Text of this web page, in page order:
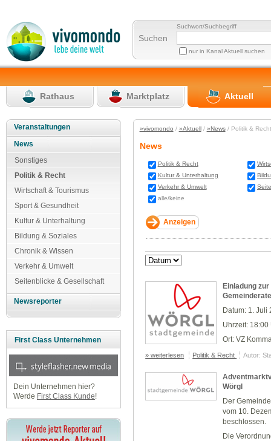
Suchen
Suchwort/Suchbegriff
nur in Kanal Aktuell suchen
Rathaus Marktplatz Aktuell
Veranstaltungen
News
Sonstiges
Politik & Recht
Wirtschaft & Tourismus
Sport & Gesundheit
Kultur & Unterhaltung
Bildung & Soziales
Chronik & Wissen
Verkehr & Umwelt
Seitenblicke & Gesellschaft
Newsreporter
First Class Unternehmen
Dein Unternehmen hier?
Werde First Class Kunde!
»vivomondo / »Aktuell/ »News/ Politik &
News
Politik & Recht
Kultur & Unterhaltung
Verkehr & Umwelt
alle/keine
Einladung
Datum: 1. Juli
Uhrzeit: 18:00
Ort: VZ
» weiterlesen Politik & Recht Autor:
Wörgl
Der
vom 10.
beschlossen.
Die